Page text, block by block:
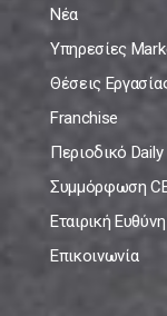
Νέα
Υπηρεσίες
Θέσεις
Franchise
Περιοδικό
Συμμόρφωση
Εταιρική Ευθύνη
Επικοινωνία